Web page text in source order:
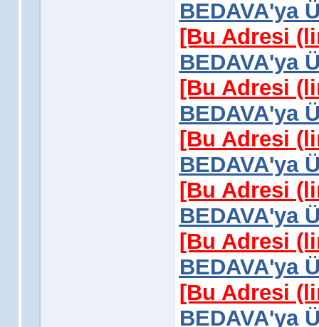
BEDAVA'ya
[Bu Adresi
BEDAVA'ya
[Bu Adresi
BEDAVA'ya
[Bu Adresi
BEDAVA'ya
[Bu Adresi
BEDAVA'ya
[Bu Adresi
BEDAVA'ya
[Bu Adresi
BEDAVA'ya